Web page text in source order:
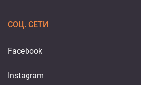
СОЦ. СЕТИ
Facebook
Instagram